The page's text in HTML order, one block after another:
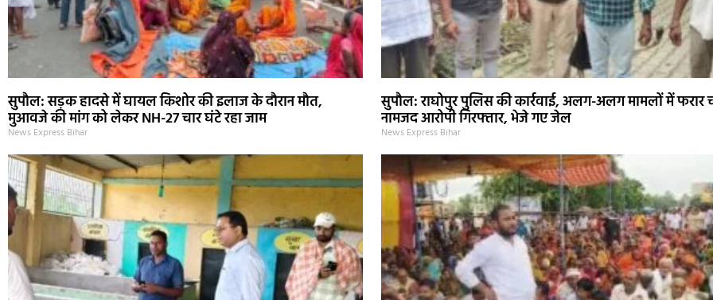
सुपौल: सड़क हादसे में घायल किशोर की इलाज के दौरान मौत,
मुआवजे की मांग को लेकर NH-27 चार घंटे रहा जाम
News Express Bihar
सुपौल: राघोपुर पुलिस की कार्रवाई, अलग-अलग मामलों में फरार
नामजद आरोपी गिरफ्तार, भेजे गए जेल
News Express Bihar